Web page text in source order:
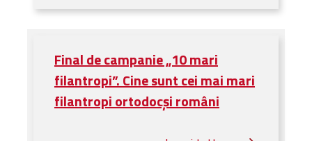
CONTATTI
Final de campanie „10 mari
filantropi”. Cine sunt cei mai mari
filantropi ortodocşi români